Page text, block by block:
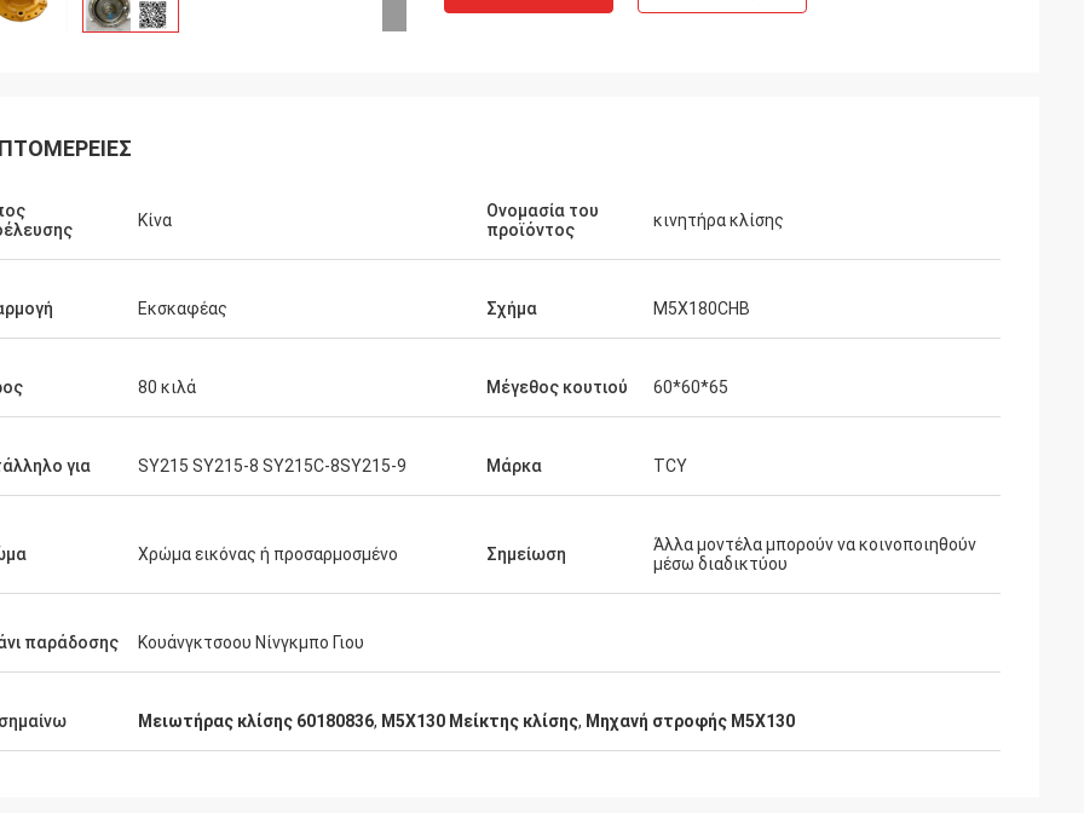
Κίνα
Ονομασία του
προϊόντος
κινητήρα κλίσης
Εκσκαφέας Σχήμα M5X180CHB
80 κιλά Μέγεθος κουτιού 60*60*65
για SY215 SY215-8 SY215C-8SY215-9 Μάρκα TCY
Χρώμα εικόνας ή προσαρμοσμένο Σημείωση
Άλλα μοντέλα μπορούν να κοινοποιηθούν
μέσω διαδικτύου
παράδοσης Κουάνγκτσοου Νίνγκμπο Γιου
Μειωτήρας κλίσης 60180836, M5X130 Μείκτης κλίσης, Μηχανή στροφής M5X130